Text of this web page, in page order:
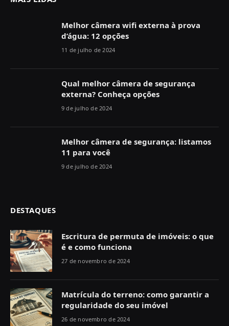
Melhor câmera wifi externa à prova
d’água: 12 opções
11 de julho de 2024
Qual melhor câmera de segurança
externa? Conheça opções
9 de julho de 2024
Melhor câmera de segurança: listamos
11 para você
9 de julho de 2024
DESTAQUES
Escritura de permuta de imóveis: o que
é e como funciona
27 de novembro de 2024
Matrícula do terreno: como garantir a
regularidade do seu imóvel
26 de novembro de 2024